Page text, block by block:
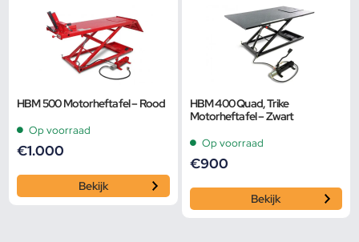
HBM 500 Motorheftafel – Rood
Op voorraad
€1.000
Bekijk
HBM 400 Quad, Trike
Motorheftafel – Zwart
Op voorraad
€900
Bekijk